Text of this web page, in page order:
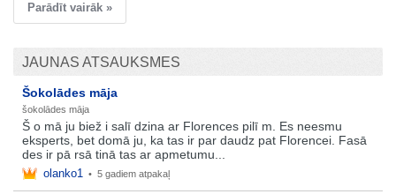
Parādīt vairāk »
JAUNAS ATSAUKSMES
Šokolādes māja
šokolādes māja
Š o mā ju biež i salī dzina ar Florences pilī m. Es neesmu
eksperts, bet domā ju, ka tas ir par daudz pat Florencei. Fasā
des ir pā rsā tinā tas ar apmetumu...
olanko1 • 5 gadiem atpakaļ